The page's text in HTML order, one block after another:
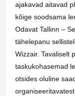
ajakavad aitavad
kõige soodsama
Odavat Tallinn –
tähelepanu
Wizzair. Tavaliselt
taskukohasemad
otsides oluline